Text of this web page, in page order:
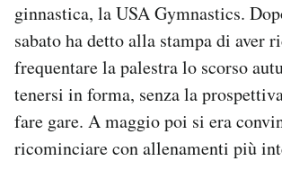
ginnastica, la USA Gymnastics.
sabato ha detto alla stampa di aver
frequentare la palestra lo scorso
tenersi in forma, senza la
fare gare. A maggio poi si era
ricominciare con allenamenti più